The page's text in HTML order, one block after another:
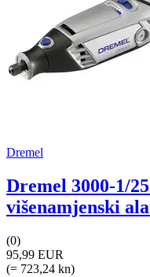
Dremel
Dremel 3000-1/
višenamjenski
(0)
95,99 EUR
(= 723,24 kn)